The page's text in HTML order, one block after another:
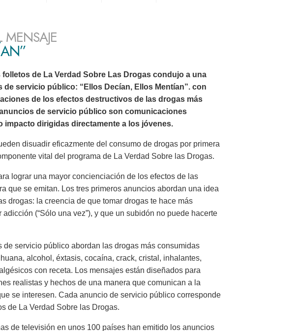
folletos de La Verdad Sobre Las Drogas condujo a una
de servicio público: “Ellos Decían, Ellos Mentían”. con
de los efectos destructivos de las drogas más
de servicio público son comunicaciones
impacto dirigidas directamente a los jóvenes.
disuadir eficazmente del consumo de drogas por primera
vital del programa de La Verdad Sobre las Drogas.
lograr una mayor concienciación de los efectos de las
que se emitan. Los tres primeros anuncios abordan una idea
drogas: la creencia de que tomar drogas te hace más
(“Sólo una vez”), y que un subidón no puede hacerte
de servicio público abordan las drogas más consumidas
alcohol, éxtasis, cocaína, crack, cristal, inhalantes,
con receta. Los mensajes están diseñados para
realistas y hechos de una manera que comunican a la
se interesen. Cada anuncio de servicio público corresponde
de La Verdad Sobre las Drogas.
de televisión en unos 100 países han emitido los anuncios